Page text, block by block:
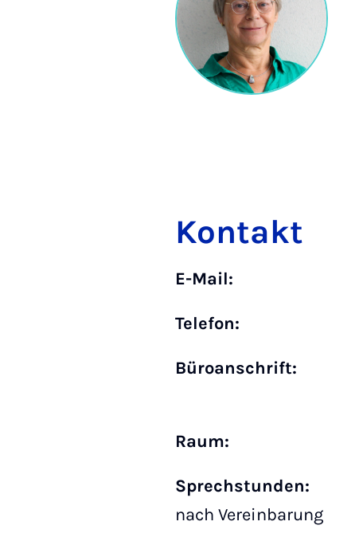
Kontakt
E-Mail:
Telefon:
Büro­anschrift:
Raum:
Sprechstunden:
nach Vereinbarung